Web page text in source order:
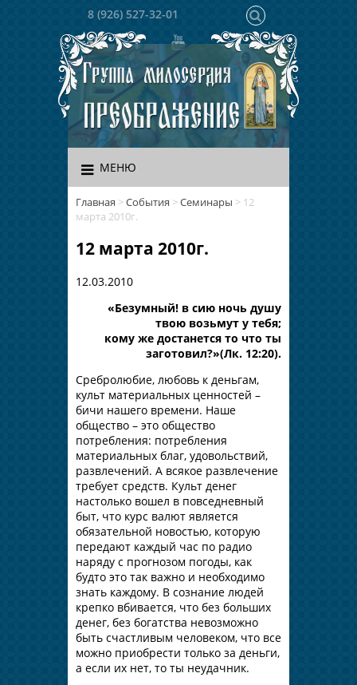
8 (926) 527-32-01
МЕНЮ
Главная >События >Семинары > 12
марта 2010г.
12 марта 2010г.
12.03.2010
«Безумный! в сию ночь душу
твою возьмут у тебя;
кому же достанется то что ты
заготовил?»(Лк. 12:20).
Сребролюбие, любовь к деньгам,
культ материальных ценностей –
бичи нашего времени. Наше
общество – это общество
потребления: потребления
материальных благ, удовольствий,
развлечений. А всякое развлечение
требует средств. Культ денег
настолько вошел в повседневный
быт, что курс валют является
обязательной новостью, которую
передают каждый час по радио
наряду с прогнозом погоды, как
будто это так важно и необходимо
знать каждому. В сознание людей
крепко вбивается, что без больших
денег, без богатства невозможно
быть счастливым человеком, что все
можно приобрести только за деньги,
а если их нет, то ты неудачник.